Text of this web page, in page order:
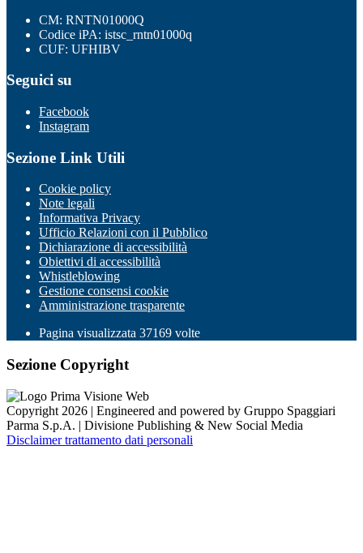
CM: RNTN01000Q
Codice iPA: istsc_rntn01000q
CUF: UFHIBV
Seguici su
Facebook
Instagram
Sezione Link Utili
Cookie policy
Note legali
Informativa Privacy
Ufficio Relazioni con il Pubblico
Dichiarazione di accessibilità
Obiettivi di accessibilità
Whistleblowing
Gestione consensi cookie
Amministrazione trasparente
Pagina visualizzata 37169 volte
Sezione Copyright
Copyright 2026 | Engineered and powered by Gruppo Spaggiari
Parma S.p.A. | Divisione Publishing & New Social Media
Disclaimer trattamento dati personali